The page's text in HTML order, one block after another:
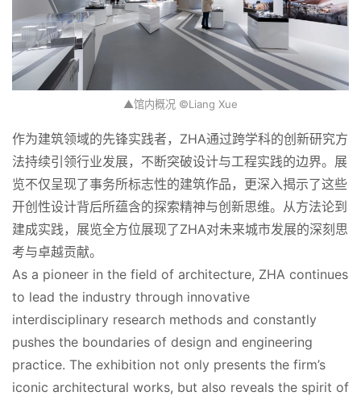
▲馆内概况 ©Liang Xue
作为建筑领域的先锋实践者，ZHA通过跨学科的创新研究方
法持续引领行业发展，不断突破设计与工程实践的边界。展
览不仅呈现了事务所标志性的建筑作品，更深入揭示了这些
开创性设计背后所蕴含的探索精神与创新思维。从方法论到
建成实践，展览全方位展现了ZHA对未来城市发展的深刻思
考与卓越贡献。
As a pioneer in the field of architecture, ZHA continues
to lead the industry through innovative
interdisciplinary research methods and constantly
pushes the boundaries of design and engineering
practice. The exhibition not only presents the firm’s
iconic architectural works, but also reveals the spirit of